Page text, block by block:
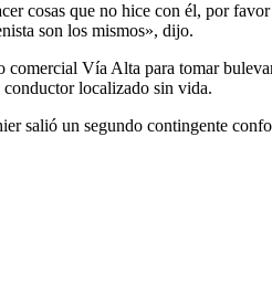
cosas que no hice con él, por
son los mismos», dijo.
comercial Vía Alta para tomar
localizado sin vida.
salió un segundo contingente